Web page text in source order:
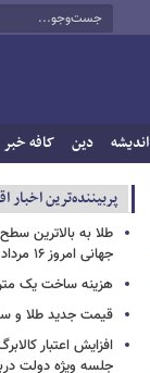
اندیشه دین کافه خبر
پربيننده‌ترين اخبار
طلا به بالاترین
جهانی امروز ۱۶ مرداد ۱۴۰۵
هزینه ساخت یک
قیمت جدید طلا و سکه امروز ۱۶
افزایش اعتبار
جلسه ویژه دولت